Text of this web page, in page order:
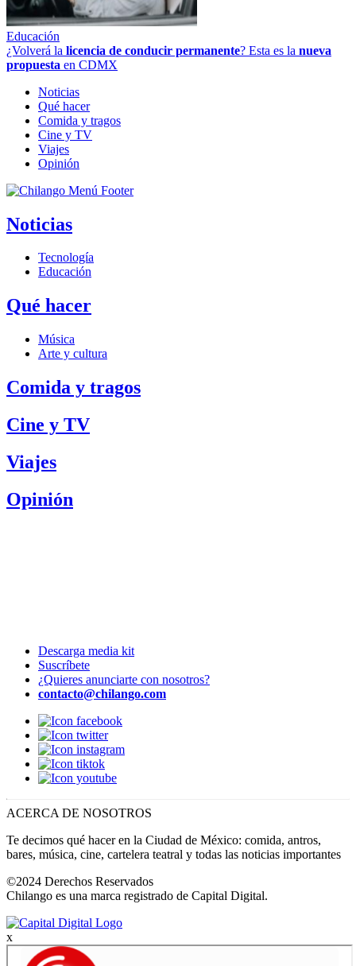
Educación
¿Volverá la licencia de conducir permanente? Esta es la nueva
propuesta en CDMX
Noticias
Qué hacer
Comida y tragos
Cine y TV
Viajes
Opinión
Noticias
Tecnología
Educación
Qué hacer
Música
Arte y cultura
Comida y tragos
Cine y TV
Viajes
Opinión
Descarga media kit
Suscríbete
¿Quieres anunciarte con nosotros?
contacto@chilango.com
ACERCA DE NOSOTROS
Te decimos qué hacer en la Ciudad de México: comida, antros,
bares, música, cine, cartelera teatral y todas las noticias importantes
©2024 Derechos Reservados
Chilango es una marca registrado de Capital Digital.
x